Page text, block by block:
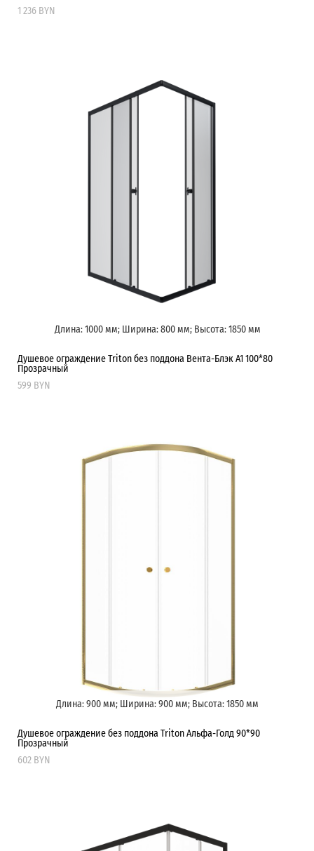
1 236 BYN
Длина: 1000 мм; Ширина: 800 мм; Высота: 1850 мм
Душевое ограждение Triton без поддона Вента-Блэк А1 100*80
Прозрачный
599 BYN
Длина: 900 мм; Ширина: 900 мм; Высота: 1850 мм
Душевое ограждение без поддона Triton Альфа-Голд 90*90
Прозрачный
602 BYN